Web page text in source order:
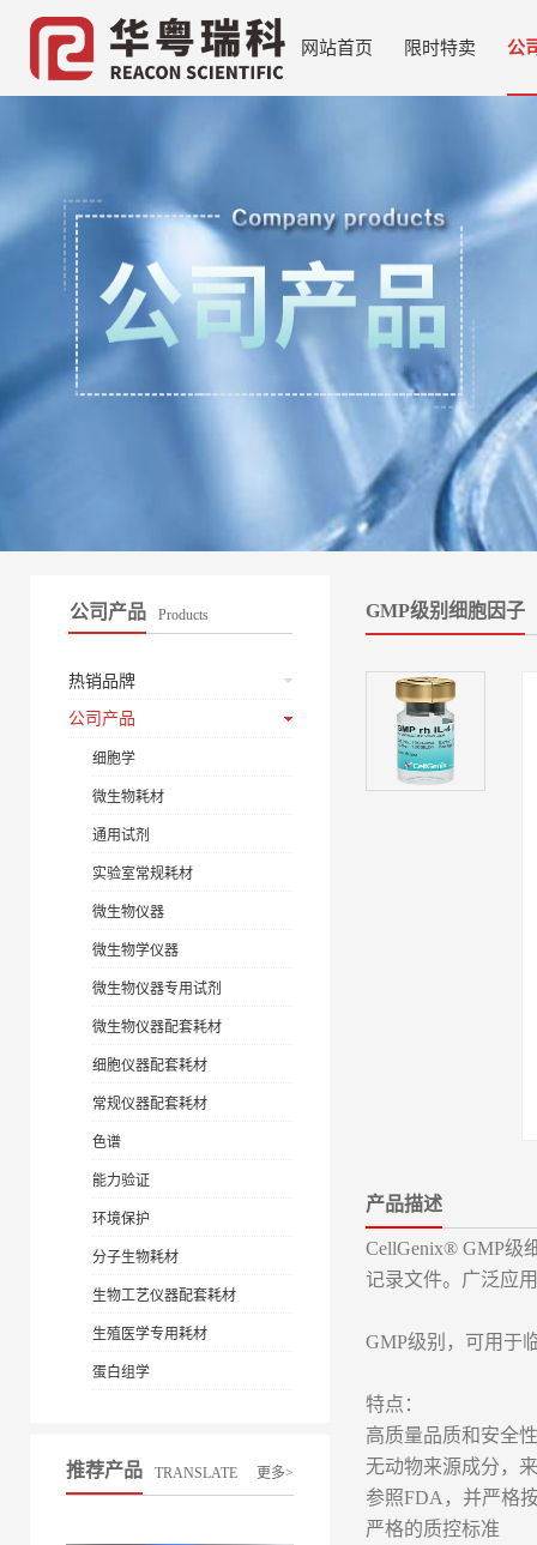
网站首页 限时特卖 公
公司产品 Products
热销品牌
公司产品
细胞学
微生物耗材
通用试剂
实验室常规耗材
微生物仪器
微生物学仪器
微生物仪器专用试剂
微生物仪器配套耗材
细胞仪器配套耗材
常规仪器配套耗材
色谱
能力验证
环境保护
分子生物耗材
生物工艺仪器配套耗材
生殖医学专用耗材
蛋白组学
推荐产品 TRANSLATE 更多>
GMP级别细胞因子
产品描述
CellGenix® GMP级
记录文件。广泛应
GMP级别，可用于
特点：
高质量品质和安全
无动物来源成分，
参照FDA，并严格
严格的质控标准